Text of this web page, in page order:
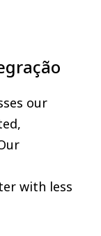
our
with less